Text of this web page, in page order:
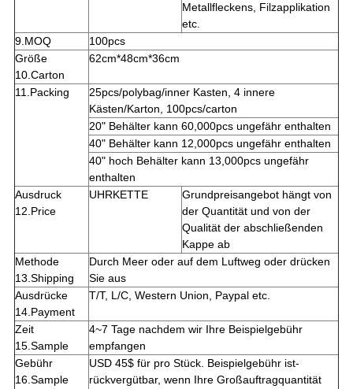
Metallfleckens, Filzapplikation
etc.
9.MOQ
100pcs
Größe
10.Carton
62cm*48cm*36cm
11.Packing
25pcs/polybag/inner Kasten, 4 innere
Kästen/Karton, 100pcs/carton
20"Behälter kann 60,000pcs ungefähr enthalten
40"Behälter kann 12,000pcs ungefähr enthalten
40"hoch Behälter kann 13,000pcs ungefähr
enthalten
Ausdruck
12.Price
UHRKETTE
Grundpreisangebot hängt von
der Quantität und von der
Qualität der abschließenden
Kappe ab
Methode
13.Shipping
Durch Meer oder auf dem Luftweg oder drücken
Sie aus
Ausdrücke
14.Payment
T/T, L/C, Western Union, Paypal etc.
Zeit
15.Sample
4~7 Tage nachdem wir Ihre Beispielgebühr
empfangen
Gebühr
16.Sample
USD 45$ für pro Stück. Beispielgebühr ist-
rückvergütbar, wenn Ihre Großauftragquantität